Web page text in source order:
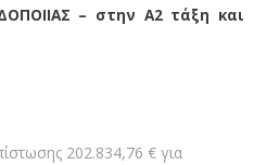
– στην Α2 τάξη και
202.834,76 € για